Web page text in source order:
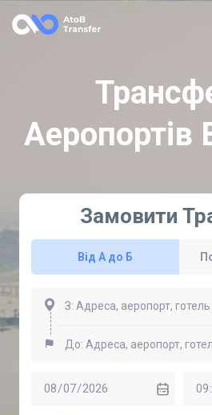
Аеропортів
Замовити
Від А до Б